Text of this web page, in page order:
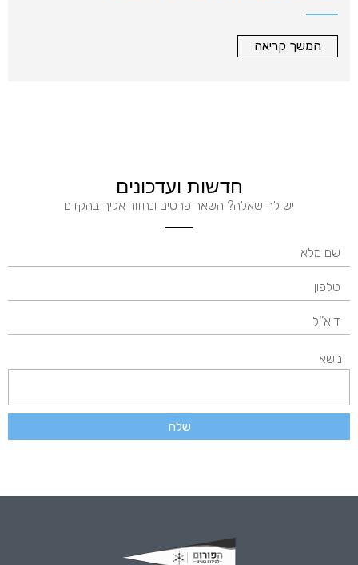
המשך קריאה
חדשות ועדכונים
יש לך שאלה? השאר פרטים ונחזור אליך בהקדם
נושא
שלח